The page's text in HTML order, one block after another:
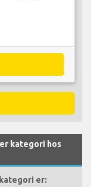
kategori hos
er: